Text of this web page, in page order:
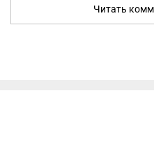
Читать